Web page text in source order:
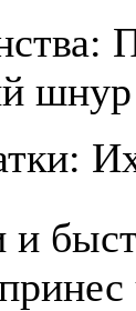
шнур